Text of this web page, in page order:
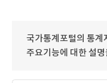
국가통계포털의 통계
주요기능에 대한 설